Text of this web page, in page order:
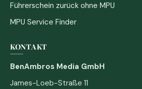
Führerschein zurück ohne MPU
MPU Service Finder
KONTAKT
BenAmbros Media GmbH
James-Loeb-Straße 11